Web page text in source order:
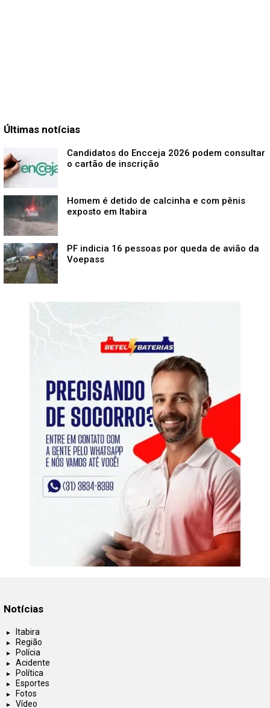
Últimas notícias
Candidatos do Encceja 2026 podem consultar
o cartão de inscrição
Homem é detido de calcinha e com pênis
exposto em Itabira
PF indicia 16 pessoas por queda de avião da
Voepass
Notícias
Itabira
Região
Polícia
Acidente
Política
Esportes
Fotos
Vídeo